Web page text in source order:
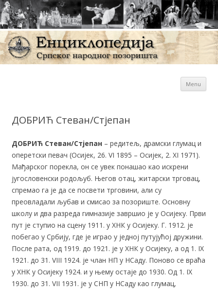
Енциклопедија СрпскогMenu
ДОБРИЋ Стеван/Стјепан
ДОБРИЋ Стеван/Стјепан – редитељ, драмски глумац и
оперетски певач (Осијек, 26. VI 1895 – Осијек, 2. XI 1971).
Мађарског порекла, он се увек понашао као искрени
југословенски родољуб. Његов отац, житарски трговац,
спремао га је да се посвети трговини, али су
преовладали љубав и смисао за позориште. Основну
школу и два разреда гимназије завршио је у Осијеку. Први
пут је ступио на сцену 1911. у ХНК у Осијеку. Г. 1912. је
побегао у Србију, где је играо у једној путујућој дружини.
После рата, од 1919. до 1921. је у ХНК у Осијеку, а од 1. IX
1921. до 31. VIII 1924. је члан НП у НСаду. Поново се враћа
у ХНК у Осијеку 1924. и у њему остаје до 1930. Од 1. IX
1930. до 31. VII 1931. је у СНП у НСаду као глумац,